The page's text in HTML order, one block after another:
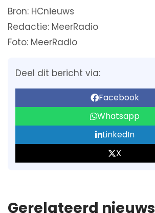
Bron: HCnieuws
Redactie: MeerRadio
Foto: MeerRadio
Deel dit bericht via:
Facebook
Whatsapp
LinkedIn
X
Gerelateerd nieuws